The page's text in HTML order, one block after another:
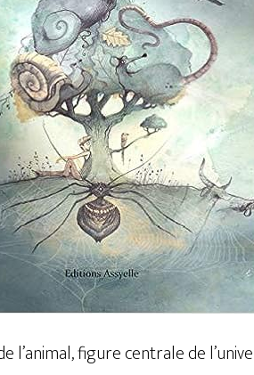
l’animal, figure centrale de